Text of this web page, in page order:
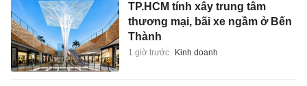
TP.HCM tính xây trung tâm
thương mại, bãi xe ngầm ở Bến
Thành
1 giờ trước Kinh doanh